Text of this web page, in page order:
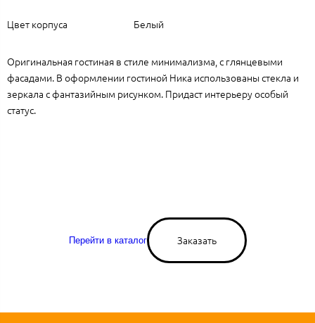
Цвет корпуса Белый
Оригинальная гостиная в стиле минимализма, с глянцевыми
фасадами. В оформлении гостиной Ника использованы стекла и
зеркала с фантазийным рисунком. Придаст интерьеру особый
статус.
Перейти в каталог Заказать